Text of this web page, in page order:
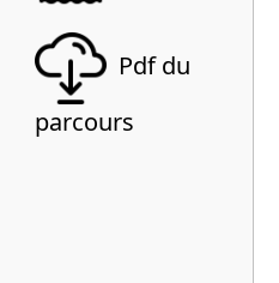
Pdf du
parcours